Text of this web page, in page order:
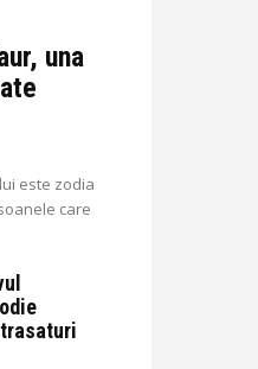
una
este zodia
care